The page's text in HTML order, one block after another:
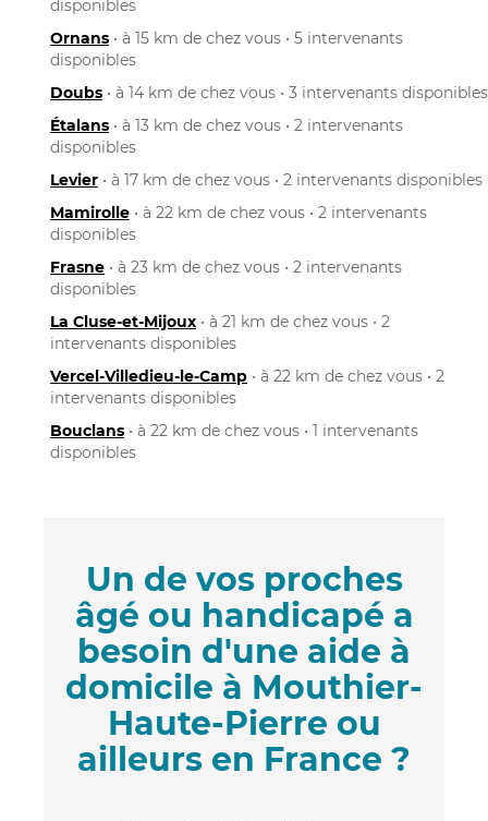
disponibles
Ornans • à 15 km de chez vous • 5 intervenants
disponibles
Doubs • à 14 km de chez vous • 3 intervenants disponibles
Étalans • à 13 km de chez vous • 2 intervenants
disponibles
Levier • à 17 km de chez vous • 2 intervenants disponibles
Mamirolle • à 22 km de chez vous • 2 intervenants
disponibles
Frasne • à 23 km de chez vous • 2 intervenants
disponibles
La Cluse-et-Mijoux • à 21 km de chez vous • 2
intervenants disponibles
Vercel-Villedieu-le-Camp • à 22 km de chez vous • 2
intervenants disponibles
Bouclans • à 22 km de chez vous • 1 intervenants
disponibles
Un de vos proches
âgé ou handicapé a
besoin d'une aide à
domicile à Mouthier-
Haute-Pierre ou
ailleurs en France ?